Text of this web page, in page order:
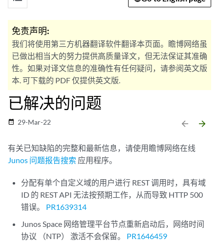
免责声明:
我们将使用第三方机器翻译软件翻译本页面。瞻博网络虽
已做出相当大的努力提供高质量译文，但无法保证其准确
性。如果对译文信息的准确性有任何疑问，请参阅英文版
本. 可下载的 PDF 仅提供英文版.
已解决的问题
date_range 29-Mar-22 arrow_backward arrow_forward
有关已知缺陷的完整和最新信息，请使用瞻博网络在线
Junos 问题报告搜索 应用程序。
分配有单个自定义域的用户进行 REST 调用时，具有域
ID 的 REST API 无法按预期工作，从而导致 HTTP 500
错误。 PR1639314
Junos Space 网络管理平台节点重新启动后，网络时间
协议 （NTP） 激活不会保留。 PR1646459